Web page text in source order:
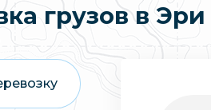
грузов в Эри